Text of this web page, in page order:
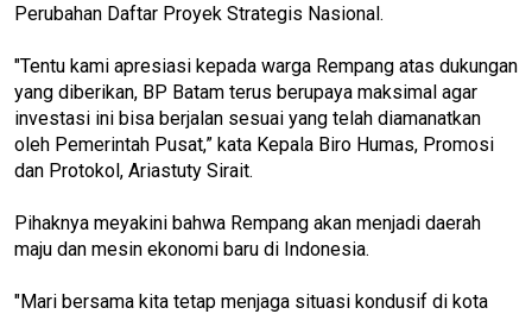
Perubahan Daftar Proyek Strategis Nasional.
"Tentu kami apresiasi kepada warga Rempang atas dukungan
yang diberikan, BP Batam terus berupaya maksimal agar
investasi ini bisa berjalan sesuai yang telah diamanatkan
oleh Pemerintah Pusat,” kata Kepala Biro Humas, Promosi
dan Protokol, Ariastuty Sirait.
Pihaknya meyakini bahwa Rempang akan menjadi daerah
maju dan mesin ekonomi baru di Indonesia.
"Mari bersama kita tetap menjaga situasi kondusif di kota